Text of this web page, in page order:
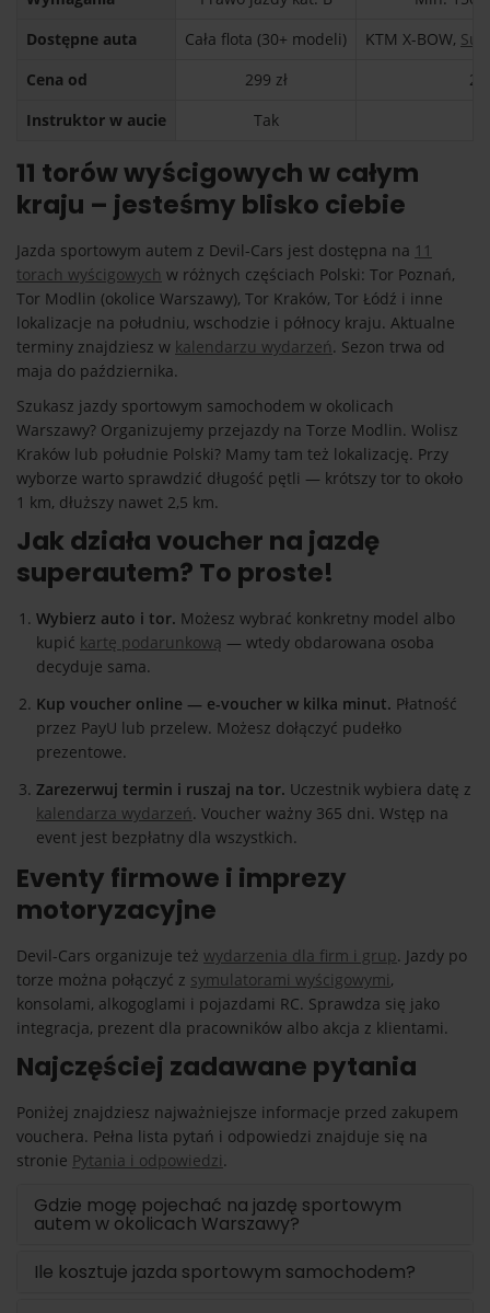
Dostępne auta
Cała flota (30+ modeli) KTM X-BOW,
Cena od
299 zł
Instruktor w aucie
Tak
11 torów wyścigowych w całym
kraju – jesteśmy blisko ciebie
Jazda sportowym autem z Devil-Cars jest dostępna na 11
torach wyścigowych w różnych częściach Polski: Tor Poznań,
Tor Modlin (okolice Warszawy), Tor Kraków, Tor Łódź i inne
lokalizacje na południu, wschodzie i północy kraju. Aktualne
terminy znajdziesz w kalendarzu wydarzeń. Sezon trwa od
maja do października.
Szukasz jazdy sportowym samochodem w okolicach
Warszawy? Organizujemy przejazdy na Torze Modlin. Wolisz
Kraków lub południe Polski? Mamy tam też lokalizację. Przy
wyborze warto sprawdzić długość pętli — krótszy tor to około
1 km, dłuższy nawet 2,5 km.
Jak działa voucher na jazdę
superautem? To proste!
Wybierz auto i tor. Możesz wybrać konkretny model albo
kupić kartę podarunkową — wtedy obdarowana osoba
decyduje sama.
Kup voucher online — e-voucher w kilka minut. Płatność
przez PayU lub przelew. Możesz dołączyć pudełko
prezentowe.
Zarezerwuj termin i ruszaj na tor. Uczestnik wybiera datę z
kalendarza wydarzeń. Voucher ważny 365 dni. Wstęp na
event jest bezpłatny dla wszystkich.
Eventy firmowe i imprezy
motoryzacyjne
Devil-Cars organizuje też wydarzenia dla firm i grup. Jazdy po
torze można połączyć z symulatorami wyścigowymi,
konsolami, alkogoglami i pojazdami RC. Sprawdza się jako
integracja, prezent dla pracowników albo akcja z klientami.
Najczęściej zadawane pytania
Poniżej znajdziesz najważniejsze informacje przed zakupem
vouchera. Pełna lista pytań i odpowiedzi znajduje się na
stronie Pytania i odpowiedzi.
Gdzie mogę pojechać na jazdę sportowym
autem w okolicach Warszawy?
Ile kosztuje jazda sportowym samochodem?